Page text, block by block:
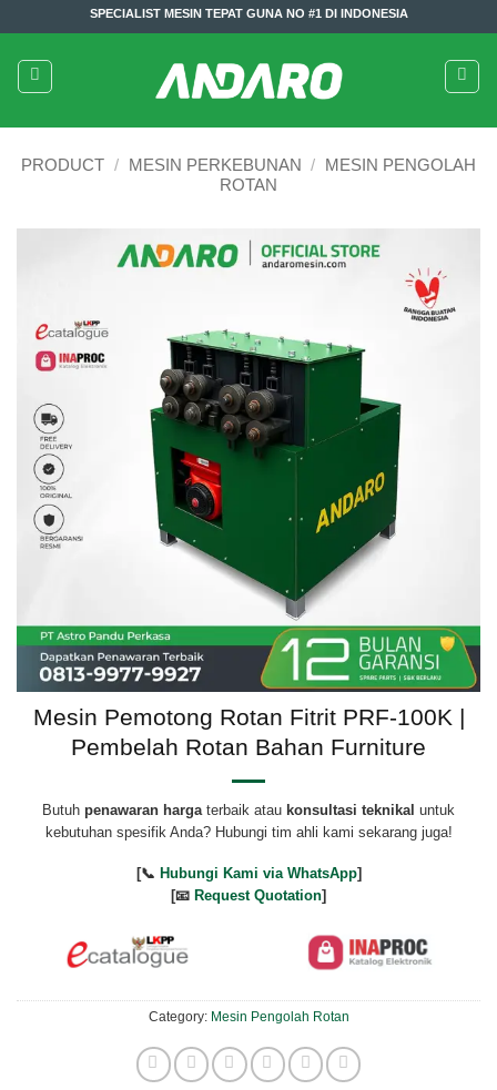
to
content
SPECIALIST MESIN TEPAT GUNA NO #1 DI INDONESIA
PRODUCT / MESIN PERKEBUNAN / MESIN PENGOLAH
ROTAN
Mesin Pemotong Rotan Fitrit PRF-100K |
Pembelah Rotan Bahan Furniture
Butuh penawaran hargaterbaik atau konsultasi teknikal untuk
kebutuhan spesifik Anda? Hubungi tim ahli kami sekarang juga!
[📞 Hubungi Kami via WhatsApp]
[📧 Request Quotation]
Category: Mesin Pengolah Rotan